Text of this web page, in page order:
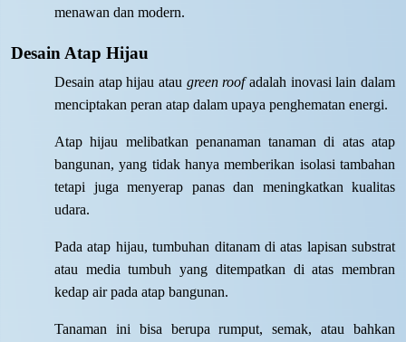
menawan dan modern.
Desain Atap Hijau
Desain atap hijau atau green roofadalah inovasi lain dalam
menciptakan peran atap dalam upaya penghematan energi.
Atap hijau melibatkan penanaman tanaman di atas atap
bangunan, yang tidak hanya memberikan isolasi tambahan
tetapi juga menyerap panas dan meningkatkan kualitas
udara.
Pada atap hijau, tumbuhan ditanam di atas lapisan substrat
atau media tumbuh yang ditempatkan di atas membran
kedap air pada atap bangunan.
Tanaman ini bisa berupa rumput, semak, atau bahkan